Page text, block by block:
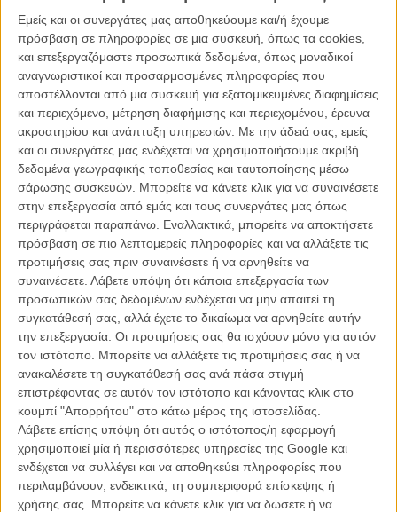
Εμείς και οι συνεργάτες μας αποθηκεύουμε και/ή έχουμε
πρόσβαση σε πληροφορίες σε μια συσκευή, όπως τα cookies,
και επεξεργαζόμαστε προσωπικά δεδομένα, όπως μοναδικοί
αναγνωριστικοί και προσαρμοσμένες πληροφορίες που
αποστέλλονται από μια συσκευή για εξατομικευμένες διαφημίσεις
και περιεχόμενο, μέτρηση διαφήμισης και περιεχομένου, έρευνα
ακροατηρίου και ανάπτυξη υπηρεσιών. Με την άδειά σας, εμείς
και οι συνεργάτες μας ενδέχεται να χρησιμοποιήσουμε ακριβή
δεδομένα γεωγραφικής τοποθεσίας και ταυτοποίησης μέσω
σάρωσης συσκευών. Μπορείτε να κάνετε κλικ για να συναινέσετε
στην επεξεργασία από εμάς και τους συνεργάτες μας όπως
περιγράφεται παραπάνω. Εναλλακτικά, μπορείτε να αποκτήσετε
πρόσβαση σε πιο λεπτομερείς πληροφορίες και να αλλάξετε τις
προτιμήσεις σας πριν συναινέσετε ή να αρνηθείτε να
συναινέσετε. Λάβετε υπόψη ότι κάποια επεξεργασία των
προσωπικών σας δεδομένων ενδέχεται να μην απαιτεί τη
συγκατάθεσή σας, αλλά έχετε το δικαίωμα να αρνηθείτε αυτήν
την επεξεργασία. Οι προτιμήσεις σας θα ισχύουν μόνο για αυτόν
τον ιστότοπο. Μπορείτε να αλλάξετε τις προτιμήσεις σας ή να
ανακαλέσετε τη συγκατάθεσή σας ανά πάσα στιγμή
επιστρέφοντας σε αυτόν τον ιστότοπο και κάνοντας κλικ στο
κουμπί "Απορρήτου" στο κάτω μέρος της ιστοσελίδας.
Λάβετε επίσης υπόψη ότι αυτός ο ιστότοπος/η εφαρμογή
χρησιμοποιεί μία ή περισσότερες υπηρεσίες της Google και
ενδέχεται να συλλέγει και να αποθηκεύει πληροφορίες που
περιλαμβάνουν, ενδεικτικά, τη συμπεριφορά επίσκεψης ή
χρήσης σας. Μπορείτε να κάνετε κλικ για να δώσετε ή να
υπόλοιπα… τα κάνει η Αθήνα, η τρίτη πρωταγωνίστρια του φιλμ! Το
«Για Πάντα» θα βγει, αποκλειστικά στην Ταινιοθήκη, στις 29
Ιανουρίου, αλλά εσείς έχετε τη δυνατότητα να γνωρίσετε την ταινία
πιο νωρίς και πιο καλά απ’ όλους.
Δείτε παρακάτω ένα clip από το «Για Πάντα» κι αναγνωρίστε το
σημείο της Αθήνας που αποτυπώνει το πλάνο. Γράψτε μας την
απάντησή σας στο win@flix.gr, σημειώνοντας στο θέμα «Για
Πάντα», χωρίς να ξεχάσετε το ονοματεπώνυμό σας. Εχετε τα μάτια
σας ανοιχτά και για τα υπόλοιπα clips, συνολικά 7, που θα κάνουν
την εμφάνισή τους στο Flix μέχρι την έξοδο της ταινίας. Οσοι μάς
στείλουν σωστά και τις επτά απαντήσεις, θα πάρουν μέρος στην
κλήρωση για πέντε συλλεκτικά, χειροποίητα λευκώματα της ταινίας,
που θα μπορέσουν να κρατήσουν «Για Πάντα».
Δείτε το clip # 1 εδώ.
Δείτε το clip # 2 εδώ.
Δείτε το clip # 3 εδώ.
Δείτε το clip # 4 εδώ.
Για να μαθαίνετε τα νέα του «Για Πάντα», ακολουθείστε την ταινία
στο Facebook
Δείτε στο τέλος του κειμένου το επίσημο trailer του «Για Πάντα».
Στην Αθήνα. Για Πάντα. Clip # 5